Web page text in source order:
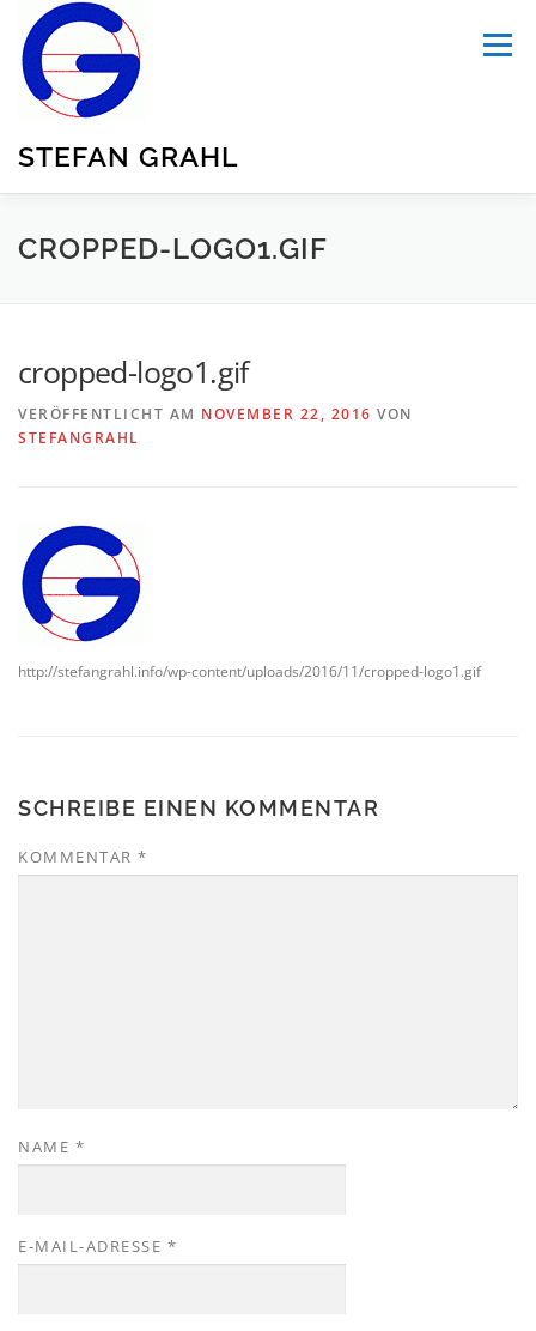
Inhalt
springen
STEFAN GRAHL
Menü
HOME ÜBER MICH PUBLIKATIONEN
SUMMARY
CROPPED-LOGO1.GIF
cropped-logo1.gif
VERÖFFENTLICHT AM NOVEMBER 22, 2016 VON
STEFANGRAHL
http://stefangrahl.info/wp-content/uploads/2016/11/cropped-logo1.gif
SCHREIBE EINEN KOMMENTAR
KOMMENTAR *
NAME *
E-MAIL-ADRESSE *